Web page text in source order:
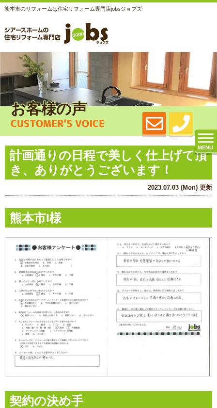
熊本市のリフォームは住宅リフォーム専門店jobsジョブズ
MENU
お客様の声
CUSTOMER'S VOICE
計画通りの日程で美しく仕上げて頂
き、ありがとうございます！
2023.07.03 (Mon) 更新
熊本市I様
契約の決め手